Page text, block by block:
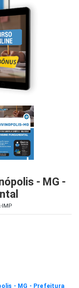
- MG -
IMP
- MG - Prefeitura